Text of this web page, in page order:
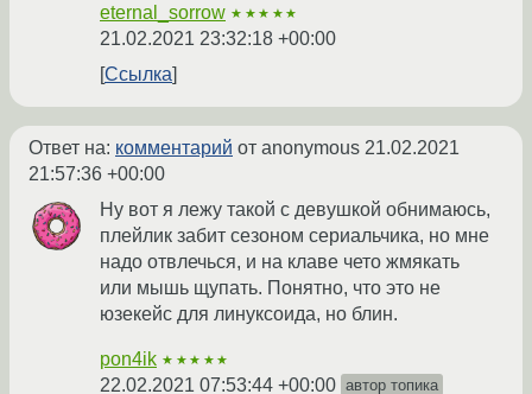
eternal_sorrow ★★★★★
21.02.2021 23:32:18 +00:00
Ссылка
Ответ на: комментарий от anonymous 21.02.2021
21:57:36 +00:00
Ну вот я лежу такой с девушкой обнимаюсь,
плейлик забит сезоном сериальчика, но мне
надо отвлечься, и на клаве чето жмякать
или мышь щупать. Понятно, что это не
юзекейс для линуксоида, но блин.
pon4ik ★★★★★
22.02.2021 07:53:44 +00:00 автор топика